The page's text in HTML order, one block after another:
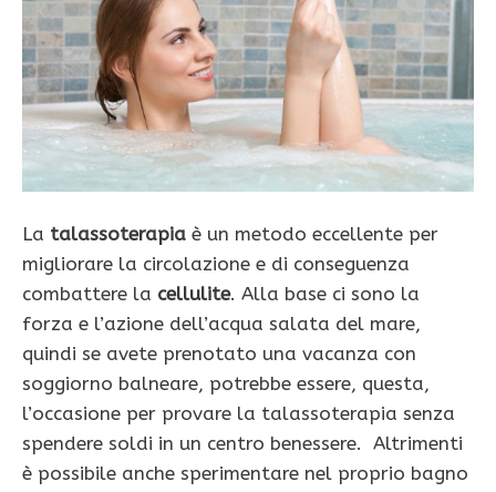
La talassoterapia è un metodo eccellente per
migliorare la circolazione e di conseguenza
combattere la cellulite. Alla base ci sono la
forza e l’azione dell’acqua salata del mare,
quindi se avete prenotato una vacanza con
soggiorno balneare, potrebbe essere, questa,
l’occasione per provare la talassoterapia senza
spendere soldi in un centro benessere. Altrimenti
è possibile anche sperimentare nel proprio bagno